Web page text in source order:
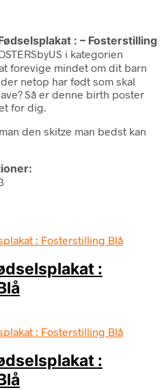
: – Fosterstilling
i kategorien
forevige mindet om dit barn
netop har født som skal
Så er denne birth poster
for dig.
den skitze man bedst kan
:
: